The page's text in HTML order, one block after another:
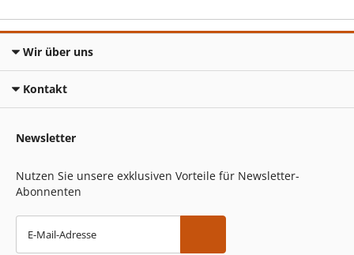
Wir über uns
Kontakt
Newsletter
Nutzen Sie unsere exklusiven Vorteile für Newsletter-
Abonnenten
E-Mail-Adresse